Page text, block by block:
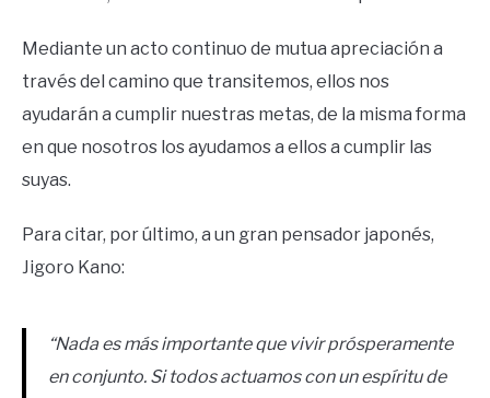
Mediante un acto continuo de mutua apreciación a
través del camino que transitemos, ellos nos
ayudarán a cumplir nuestras metas, de la misma forma
en que nosotros los ayudamos a ellos a cumplir las
suyas.
Para citar, por último, a un gran pensador japonés,
Jigoro Kano:
“Nada es más importante que vivir prósperamente
en conjunto. Si todos actuamos con un espíritu de